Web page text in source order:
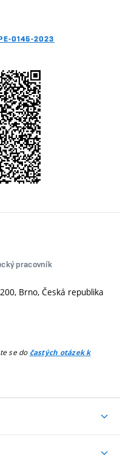
0145-2023
pracovník
Brno, Česká republika
se do častých otázek k